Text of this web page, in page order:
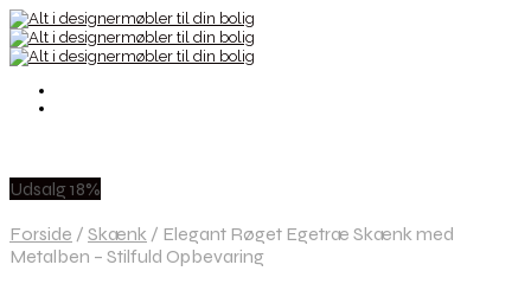
Udsalg 18%
Forside / Skænk / Elegant Røget Egetræ Skænk med
Metalben – Stilfuld Opbevaring